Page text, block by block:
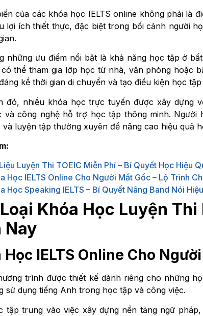
của các khóa học IELTS online không phải là
lợi ích thiết thực, đặc biệt trong bối cảnh người
những ưu điểm nổi bật là khả năng học tập ở
thể tham gia lớp học từ nhà, văn phòng hoặc
kể thời gian di chuyển và tạo điều kiện học
đó, nhiều khóa học trực tuyến được xây dựng
và công nghệ hỗ trợ học tập thông minh.
và luyện tập thường xuyên để nâng cao hiệu quả
Luyện Thi TOEIC Miễn Phí – Bí Quyết Học Hiệu
Học IELTS Online Cho Người Mất Gốc – Lộ Trình
Học Speaking IELTS – Bí Quyết Nâng Band Nói
Khóa Học Luyện Thi
Nay
Học IELTS Online Cho
trình được thiết kế dành riêng cho những
sử dụng tiếng Anh trong học tập và công việc.
tập trung vào việc xây dựng nền tảng ngữ